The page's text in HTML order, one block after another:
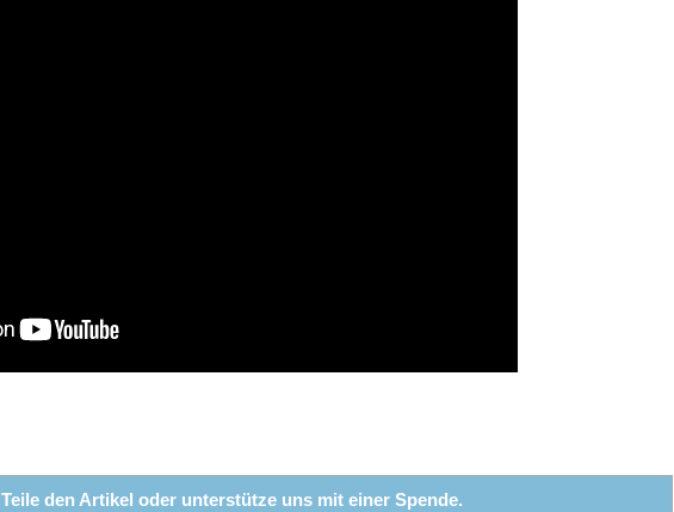
Teile den Artikel oder unterstütze uns mit einer Spende.